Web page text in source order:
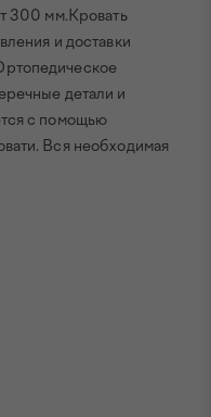
300 мм.Кровать
и доставки
детали и
с помощью
Вся необходимая